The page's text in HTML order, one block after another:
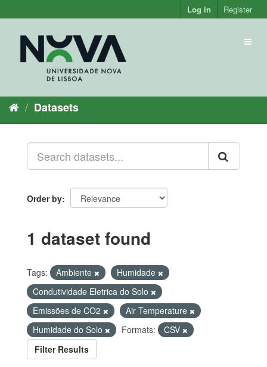
to
Log in Register
Datasets
Order by
1 dataset found
Tags: Ambiente
Humidade
Condutividade Eletrica do Solo
Emissões de CO2
Air Temperature
Humidade do Solo
Formats:
CSV
Filter Results